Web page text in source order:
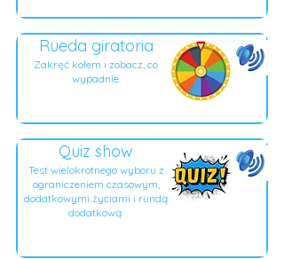
Rueda giratoria
Zakręć kołem i zobacz, co
wypadnie.
Quiz show
Test wielokrotnego wyboru z
ograniczeniem czasowym,
dodatkowymi życiami i rundą
dodatkową.